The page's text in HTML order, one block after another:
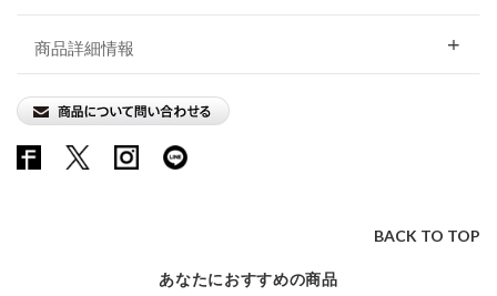
商品詳細情報
BACK TO TOP
あなたにおすすめの商品